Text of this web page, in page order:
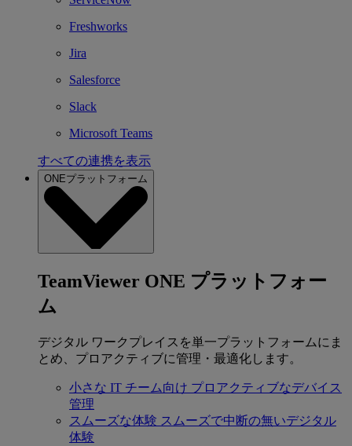
Freshworks
Jira
Salesforce
Slack
Microsoft Teams
すべての連携を表示
ONEプラットフォーム
TeamViewer ONE プラットフォー
ム
デジタル ワークプレイスを単一プラットフォームにま
とめ、プロアクティブに管理・最適化します。
小さな IT チーム向け プロアクティブなデバイス
管理
スムーズな体験 スムーズで中断の無いデジタル
体験